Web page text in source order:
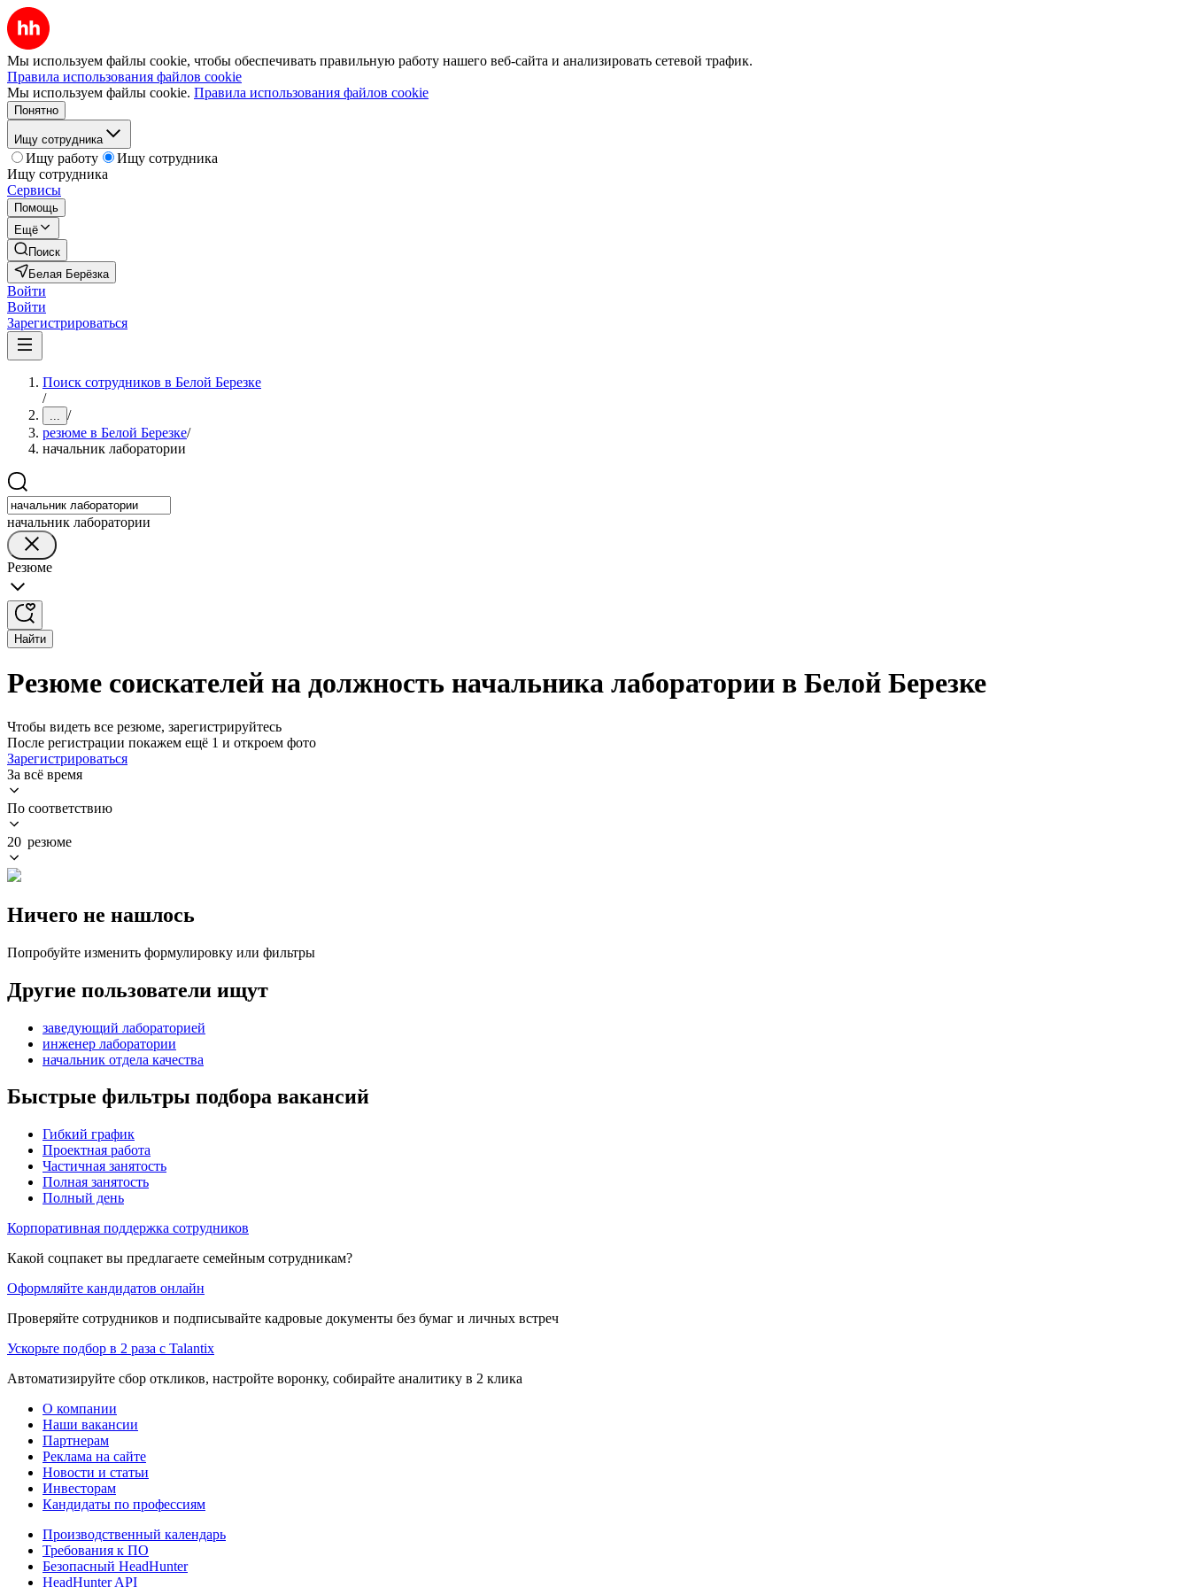
Мы используем файлы cookie, чтобы обеспечивать правильную работу нашего веб-сайта и анализировать сетевой трафик.
Правила использования файлов cookie
Мы используем файлы cookie. Правила использования файлов cookie
Понятно
Ищу сотрудника
Ищу работу
Ищу сотрудника
Ищу сотрудника
Сервисы
Помощь
Ещё
Поиск
Белая Берёзка
Войти
Войти
Зарегистрироваться
Поиск сотрудников в Белой Березке
/
... /
резюме в Белой Березке/
начальник лаборатории
начальник лаборатории
Резюме
Найти
Резюме соискателей на должность начальника лаборатории в Белой Березке
Чтобы видеть все резюме, зарегистрируйтесь
После регистрации покажем ещё 1 и откроем фото
Зарегистрироваться
За всё время
По соответствию
20 резюме
Ничего не нашлось
Попробуйте изменить формулировку или фильтры
Другие пользователи ищут
заведующий лабораторией
инженер лаборатории
начальник отдела качества
Быстрые фильтры подбора вакансий
Гибкий график
Проектная работа
Частичная занятость
Полная занятость
Полный день
Корпоративная поддержка сотрудников
Какой соцпакет вы предлагаете семейным сотрудникам?
Оформляйте кандидатов онлайн
Проверяйте сотрудников и подписывайте кадровые документы без бумаг и личных встреч
Ускорьте подбор в 2 раза с Talantix
Автоматизируйте сбор откликов, настройте воронку, собирайте аналитику в 2 клика
О компании
Наши вакансии
Партнерам
Реклама на сайте
Новости и статьи
Инвесторам
Кандидаты по профессиям
Производственный календарь
Требования к ПО
Безопасный HeadHunter
HeadHunter API